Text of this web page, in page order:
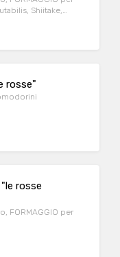
Shiitake,
rosse"
rosse
FORMAGGIO per